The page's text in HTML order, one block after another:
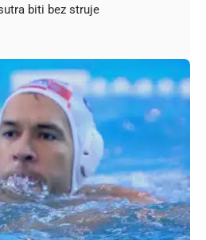
biti bez struje